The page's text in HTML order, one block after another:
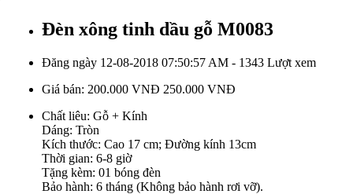
Đèn xông tinh dầu gỗ M0083
Đăng ngày 12-08-2018 07:50:57 AM - 1343 Lượt xem
Giá bán: 200.000 VNĐ 250.000 VNĐ
Chất liêu: Gỗ + Kính
Dáng: Tròn
Kích thước: Cao 17 cm; Đường kính 13cm
Thời gian: 6-8 giờ
Tặng kèm: 01 bóng đèn
Bảo hành: 6 tháng (Không bảo hành rơi vỡ).